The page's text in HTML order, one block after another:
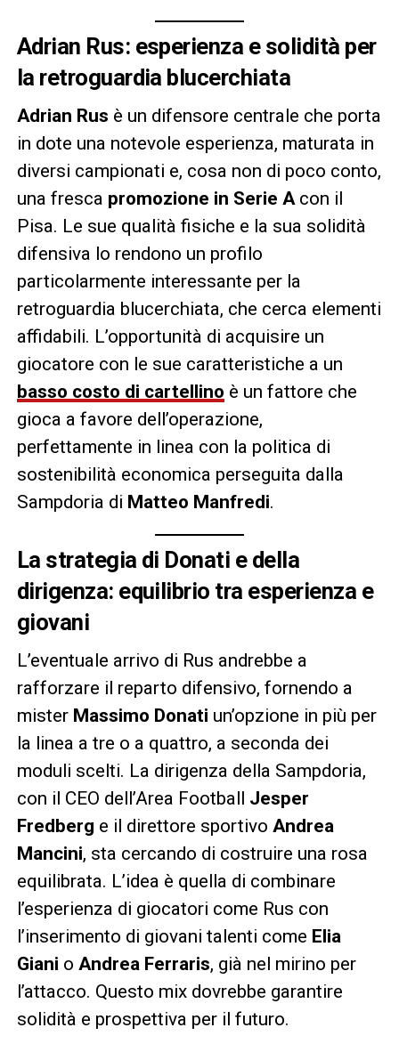
Adrian Rus: esperienza e solidità per
la retroguardia blucerchiata
Adrian Rus è un difensore centrale che porta
in dote una notevole esperienza, maturata in
diversi campionati e, cosa non di poco conto,
una fresca promozione in Serie Acon il
Pisa. Le sue qualità fisiche e la sua solidità
difensiva lo rendono un profilo
particolarmente interessante per la
retroguardia blucerchiata, che cerca elementi
affidabili. L’opportunità di acquisire un
giocatore con le sue caratteristiche a un
basso costo di cartellino è un fattore che
gioca a favore dell’operazione,
perfettamente in linea con la politica di
sostenibilità economica perseguita dalla
Sampdoria di Matteo Manfredi.
La strategia di Donati e della
dirigenza: equilibrio tra esperienza e
giovani
L’eventuale arrivo di Rus andrebbe a
rafforzare il reparto difensivo, fornendo a
mister Massimo Donati un’opzione in più per
la linea a tre o a quattro, a seconda dei
moduli scelti. La dirigenza della Sampdoria,
con il CEO dell’Area Football Jesper
Fredberg e il direttore sportivo Andrea
Mancini, sta cercando di costruire una rosa
equilibrata. L’idea è quella di combinare
l’esperienza di giocatori come Rus con
l’inserimento di giovani talenti come Elia
Giani o Andrea Ferraris, già nel mirino per
l’attacco. Questo mix dovrebbe garantire
solidità e prospettiva per il futuro.